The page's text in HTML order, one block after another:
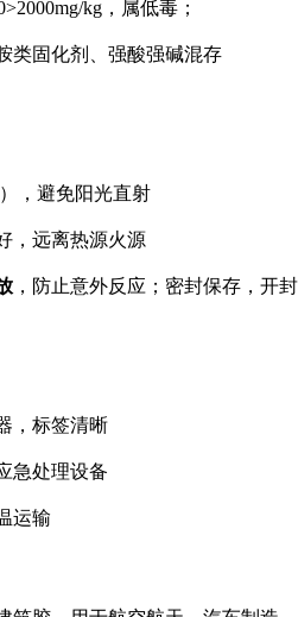
kg，属低毒；
类固化剂、强酸强碱混存
，避免阳光直射
，远离热源火源
，防止意外反应；密封保存，开封
，标签清晰
急处理设备
运输